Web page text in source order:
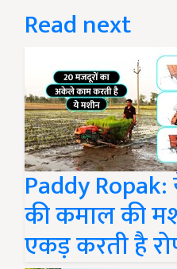
Read next
Paddy Ropak:
की कमाल की
एकड़ करती है